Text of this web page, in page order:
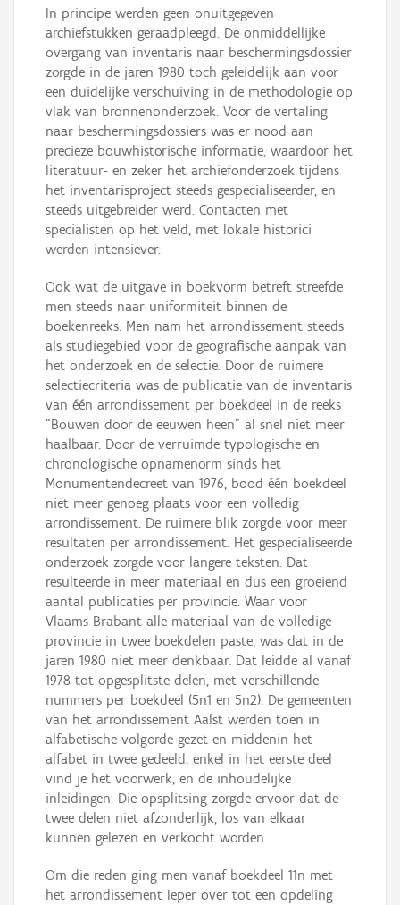
In principe werden geen onuitgegeven
archiefstukken geraadpleegd. De onmiddellijke
overgang van inventaris naar beschermingsdossier
zorgde in de jaren 1980 toch geleidelijk aan voor
een duidelijke verschuiving in de methodologie op
vlak van bronnenonderzoek. Voor de vertaling
naar beschermingsdossiers was er nood aan
precieze bouwhistorische informatie, waardoor het
literatuur- en zeker het archiefonderzoek tijdens
het inventarisproject steeds gespecialiseerder, en
steeds uitgebreider werd. Contacten met
specialisten op het veld, met lokale historici
werden intensiever.
Ook wat de uitgave in boekvorm betreft streefde
men steeds naar uniformiteit binnen de
boekenreeks. Men nam het arrondissement steeds
als studiegebied voor de geografische aanpak van
het onderzoek en de selectie. Door de ruimere
selectiecriteria was de publicatie van de inventaris
van één arrondissement per boekdeel in de reeks
“Bouwen door de eeuwen heen” al snel niet meer
haalbaar. Door de verruimde typologische en
chronologische opnamenorm sinds het
Monumentendecreet van 1976, bood één boekdeel
niet meer genoeg plaats voor een volledig
arrondissement. De ruimere blik zorgde voor meer
resultaten per arrondissement. Het gespecialiseerde
onderzoek zorgde voor langere teksten. Dat
resulteerde in meer materiaal en dus een groeiend
aantal publicaties per provincie. Waar voor
Vlaams-Brabant alle materiaal van de volledige
provincie in twee boekdelen paste, was dat in de
jaren 1980 niet meer denkbaar. Dat leidde al vanaf
1978 tot opgesplitste delen, met verschillende
nummers per boekdeel (5n1 en 5n2). De gemeenten
van het arrondissement Aalst werden toen in
alfabetische volgorde gezet en middenin het
alfabet in twee gedeeld; enkel in het eerste deel
vind je het voorwerk, en de inhoudelijke
inleidingen. Die opsplitsing zorgde ervoor dat de
twee delen niet afzonderlijk, los van elkaar
kunnen gelezen en verkocht worden.
Om die reden ging men vanaf boekdeel 11n met
het arrondissement Ieper over tot een opdeling